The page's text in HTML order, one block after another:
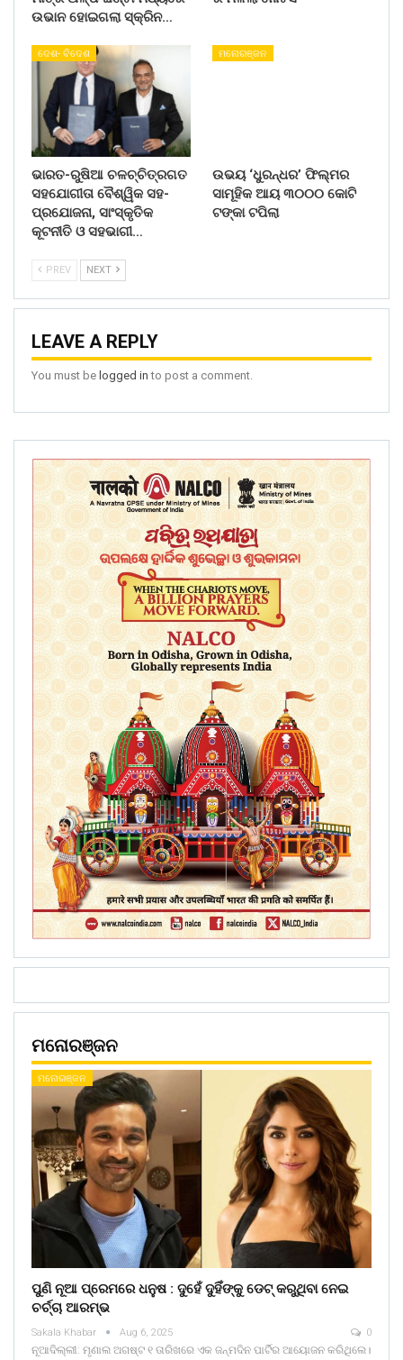
ଉଭାନ ହୋଇଗଲା ସ୍କ୍ରିନ…
ଦେଶ- ବିଦେଶ
ଭାରତ-ରୁଷିଆ ଚଳଚ୍ଚିତ୍ରଗତ
ସହଯୋଗୀତା ବୈଶ୍ୱିକ ସହ-
ପ୍ରଯୋଜନା, ସାଂସ୍କୃତିକ
କୂଟନୀତି ଓ ସହଭାଗୀ…
ମନୋରଞ୍ଜନ
ଉଭୟ ‘ଧୁରନ୍ଧର’ ଫିଲ୍ମର
ସାମୂହିକ ଆୟ ୩୦୦୦ କୋଟି
ଟଙ୍କା ଟପିଲା
PREV NEXT
LEAVE A REPLY
You must be logged in to post a comment.
ମନୋରଞ୍ଜନ
ମନୋରଞ୍ଜନ
ପୁଣି ନୂଆ ପ୍ରେମରେ ଧନୁଷ : ଦୁହେଁ ଦୁହିଁଙ୍କୁ ଡେଟ୍ କରୁଥିବା ନେଇ
ଚର୍ଚ୍ଚା ଆରମ୍ଭ
Sakala Khabar Aug 6, 2025 0
ନୂଆଦିଲ୍ଲୀ: ମୃଣାଲ ଅଗଷ୍ଟ ୧ ତାରିଖରେ ଏକ ଜନ୍ମଦିନ ପାର୍ଟିର ଆୟୋଜନ କରିଥିଲେ।